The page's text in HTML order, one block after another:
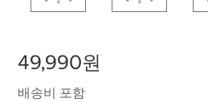
49,990원
배송비 포함